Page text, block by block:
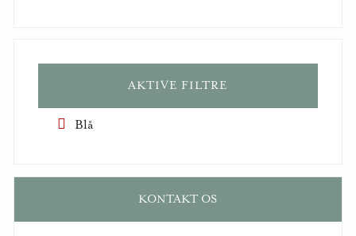
AKTIVE FILTRE
Blå
KONTAKT OS